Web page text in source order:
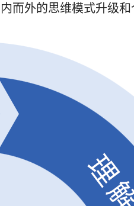
而外的思维模式升级和